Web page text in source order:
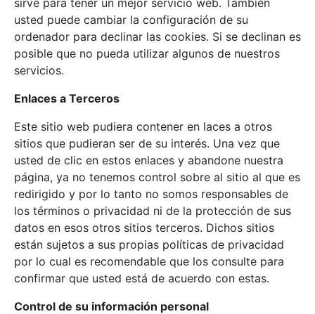
usted puede cambiar la configuración de su
ordenador para declinar las cookies. Si se declinan es
posible que no pueda utilizar algunos de nuestros
servicios.
Enlaces a Terceros
Este sitio web pudiera contener en laces a otros
sitios que pudieran ser de su interés. Una vez que
usted de clic en estos enlaces y abandone nuestra
página, ya no tenemos control sobre al sitio al que es
redirigido y por lo tanto no somos responsables de
los términos o privacidad ni de la protección de sus
datos en esos otros sitios terceros. Dichos sitios
están sujetos a sus propias políticas de privacidad
por lo cual es recomendable que los consulte para
confirmar que usted está de acuerdo con estas.
Control de su información personal